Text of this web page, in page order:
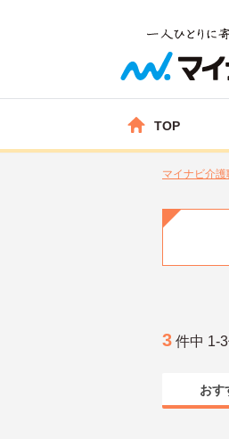
TOP
マイナビ介護
3 件中 1-
おす